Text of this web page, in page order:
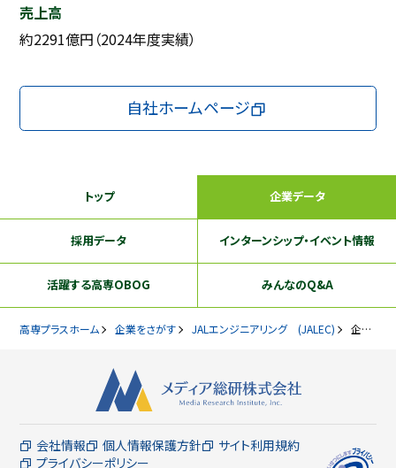
売上高
約2291億円（2024年度実績）
自社ホームページ
トップ 企業データ
採用データ インターンシップ・イベント情報
活躍する高専OBOG みんなのQ&A
高専プラスホーム 企業をさがす JALエンジニアリング (JALEC) 企業データ
会社情報 個人情報保護方針
サイト利用規約
プライバシーポリシー